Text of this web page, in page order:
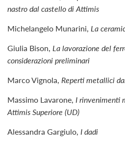
nastro dal castello di Attimis
Michelangelo Munarini, La
Giulia Bison, La lavorazione del
considerazioni preliminari
Marco Vignola, Reperti metallici
Massimo Lavarone, I rinvenimenti
Attimis Superiore (UD)
Alessandra Gargiulo, I dadi